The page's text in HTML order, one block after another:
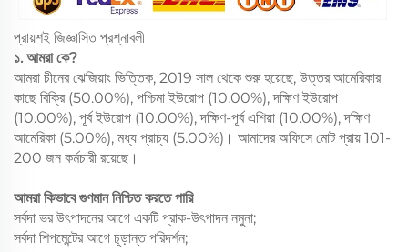
প্রায়শই জিজ্ঞাসিত প্রশ্নাবলী
১. আমরা কে?
আমরা চীনের ঝেজিয়াং ভিত্তিক, 2019 সাল থেকে শুরু হয়েছে, উত্তর আমেরিকার
কাছে বিক্রি (50.00%), পশ্চিমা ইউরোপ (10.00%), দক্ষিণ ইউরোপ
(10.00%), পূর্ব ইউরোপ (10.00%), দক্ষিণ-পূর্ব এশিয়া (10.00%), দক্ষিণ
আমেরিকা (5.00%), মধ্য প্রাচ্য (5.00%)। আমাদের অফিসে মোট প্রায় 101-
200 জন কর্মচারী রয়েছে।
আমরা কিভাবে গুণমান নিশ্চিত করতে পারি
সর্বদা ভর উৎপাদনের আগে একটি প্রাক-উৎপাদন নমুনা;
সর্বদা শিপমেন্টের আগে চূড়ান্ত পরিদর্শন;